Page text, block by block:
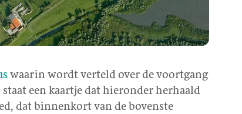
waarin wordt verteld over de voortgang
een kaartje dat hieronder herhaald
dat binnenkort van de bovenste